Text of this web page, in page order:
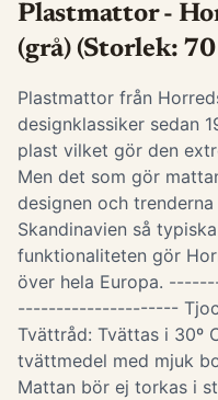
Plastmattor -
(grå) (Storlek:
Plastmattor från
designklassiker sedan
plast vilket gör den
Men det som gör
designen och
Skandinavien så
funktionaliteten gör
över hela Europa.
---------------------
Tvättråd: Tvättas i 30º
tvättmedel med mjuk
Mattan bör ej torkas i